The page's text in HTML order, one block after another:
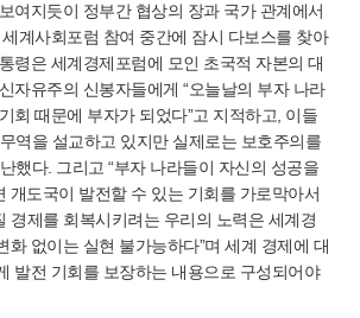
여지듯이 정부간 협상의 장과 국가 관계에서
계사회포럼 참여 중간에 잠시 다보스를 찾아
령은 세계경제포럼에 모인 초국적 자본의 대
자유주의 신봉자들에게 “오늘날의 부자 나라
회 때문에 부자가 되었다”고 지적하고, 이들
역을 설교하고 있지만 실제로는 보호주의를
했다. 그리고 “부자 나라들이 자신의 성공을
개도국이 발전할 수 있는 기회를 가로막아서
경제를 회복시키려는 우리의 노력은 세계경
화 없이는 실현 불가능하다”며 세계 경제에 대
발전 기회를 보장하는 내용으로 구성되어야